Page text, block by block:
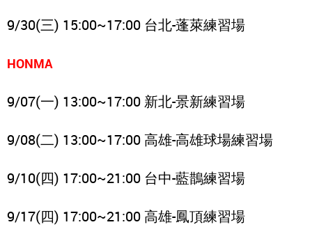
9/30(三) 15:00~17:00 台北-蓬萊練習場
HONMA
9/07(一) 13:00~17:00 新北-景新練習場
9/08(二) 13:00~17:00 高雄-高雄球場練習場
9/10(四) 17:00~21:00 台中-藍鵲練習場
9/17(四) 17:00~21:00 高雄-鳳頂練習場